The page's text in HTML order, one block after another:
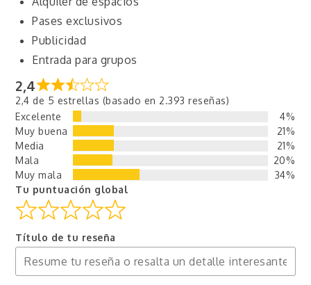
Pases exclusivos
Publicidad
Entrada para grupos
2,4
2,4 de 5 estrellas (basado en 2.393 reseñas)
Excelente
4%
Muy buena
21%
Media
21%
Mala
20%
Muy mala
34%
Tu puntuación global
Título de tu reseña